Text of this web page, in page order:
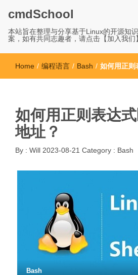
cmdSchool
本站旨在整理与分享基于Linux的开源知
案，如有共同志趣者，请点击【加入我们
Home / 编程语言 / Bash / 如何用正则
如何用正则表达
地址？
By : Will 2023-08-21 Category : Bash
Bash